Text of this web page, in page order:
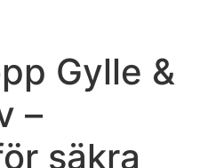
Gylle &
–
säkra